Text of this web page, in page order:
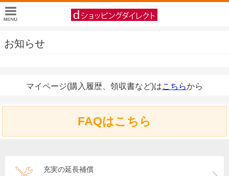
お知らせ
マイページ(購入履歴、領収書など)はこちらから
FAQはこちら
充実の延長補償